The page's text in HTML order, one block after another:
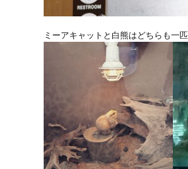
ミーアキャットと白熊はどちらも一